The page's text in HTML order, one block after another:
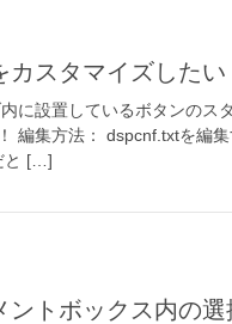
カスタマイズしたい
に設置しているボタンのス
編集方法： dspcnf.txtを編
と […]
ントボックス内の